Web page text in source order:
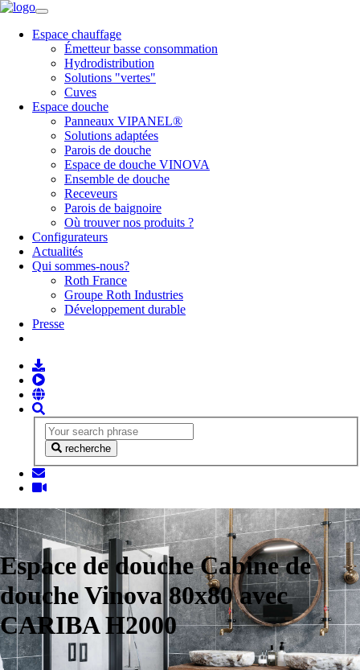
Espace chauffage
Émetteur basse consommation
Hydrodistribution
Solutions "vertes"
Cuves
Espace douche
Panneaux VIPANEL®
Solutions adaptées
Parois de douche
Espace de douche VINOVA
Ensemble de douche
Receveurs
Parois de baignoire
Où trouver nos produits ?
Configurateurs
Actualités
Qui sommes-nous?
Roth France
Groupe Roth Industries
Développement durable
Presse
recherche
Espace de douche Cabine de
douche Vinova 80x80 avec
CARIBA H2000